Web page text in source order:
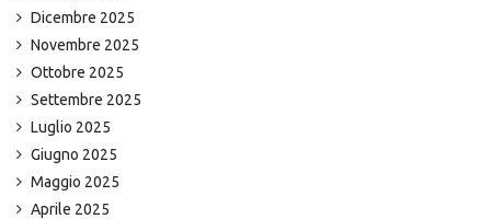
Dicembre 2025
Novembre 2025
Ottobre 2025
Settembre 2025
Luglio 2025
Giugno 2025
Maggio 2025
Aprile 2025